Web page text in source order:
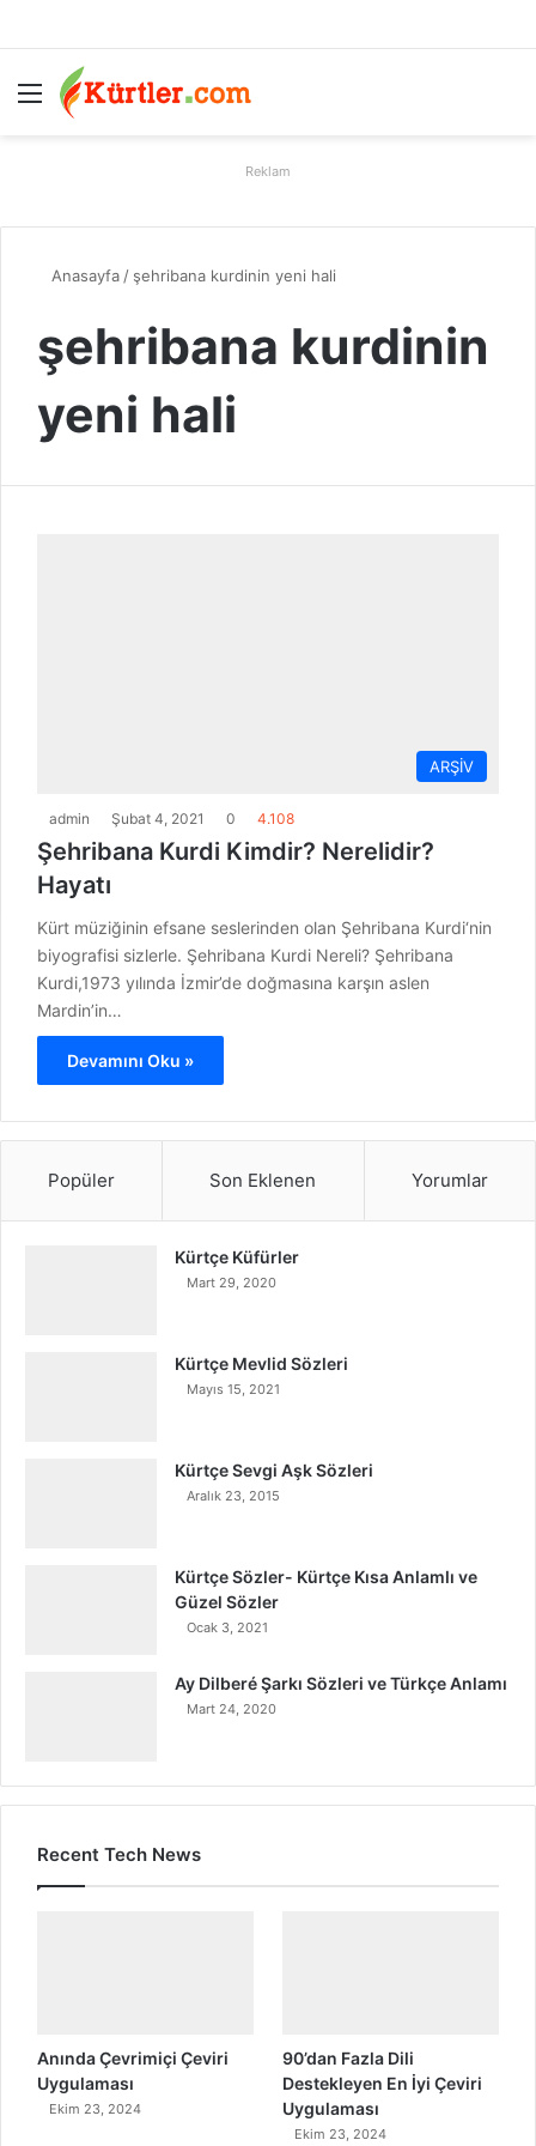
Menü
Reklam
Anasayfa / şehribana kurdinin yeni hali
şehribana kurdinin
yeni hali
ARŞİV
admin Şubat 4, 2021 0 4.108
Şehribana Kurdi Kimdir? Nerelidir?
Hayatı
Kürt müziğinin efsane seslerinden olan Şehribana Kurdi‘nin
biyografisi sizlerle. Şehribana Kurdi Nereli? Şehribana
Kurdi,1973 yılında İzmir’de doğmasına karşın aslen
Mardin’in…
Devamını Oku »
Popüler Son Eklenen Yorumlar
Kürtçe Küfürler
Mart 29, 2020
Kürtçe Mevlid Sözleri
Mayıs 15, 2021
Kürtçe Sevgi Aşk Sözleri
Aralık 23, 2015
Kürtçe Sözler- Kürtçe Kısa Anlamlı ve
Güzel Sözler
Ocak 3, 2021
Ay Dilberé Şarkı Sözleri ve Türkçe Anlamı
Mart 24, 2020
Recent Tech News
Anında Çevrimiçi Çeviri
Uygulaması
Ekim 23, 2024
90’dan Fazla Dili
Destekleyen En İyi Çeviri
Uygulaması
Ekim 23, 2024